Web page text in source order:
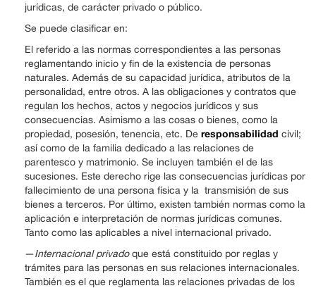
jurídicas, de carácter privado o público.
Se puede clasificar en:
El referido a las normas correspondientes a las personas
reglamentando inicio y fin de la existencia de personas
naturales. Además de su capacidad jurídica, atributos de la
personalidad, entre otros. A las obligaciones y contratos que
regulan los hechos, actos y negocios jurídicos y sus
consecuencias. Asimismo a las cosas o bienes, como la
propiedad, posesión, tenencia, etc. De responsabilidad civil;
así como de la familia dedicado a las relaciones de
parentesco y matrimonio. Se incluyen también el de las
sucesiones. Este derecho rige las consecuencias jurídicas por
fallecimiento de una persona física y la transmisión de sus
bienes a terceros. Por último, existen también normas como la
aplicación e interpretación de normas jurídicas comunes.
Tanto como las aplicables a nivel internacional privado.
—Internacional privadoque está constituido por reglas y
trámites para las personas en sus relaciones internacionales.
También es el que reglamenta las relaciones privadas de los